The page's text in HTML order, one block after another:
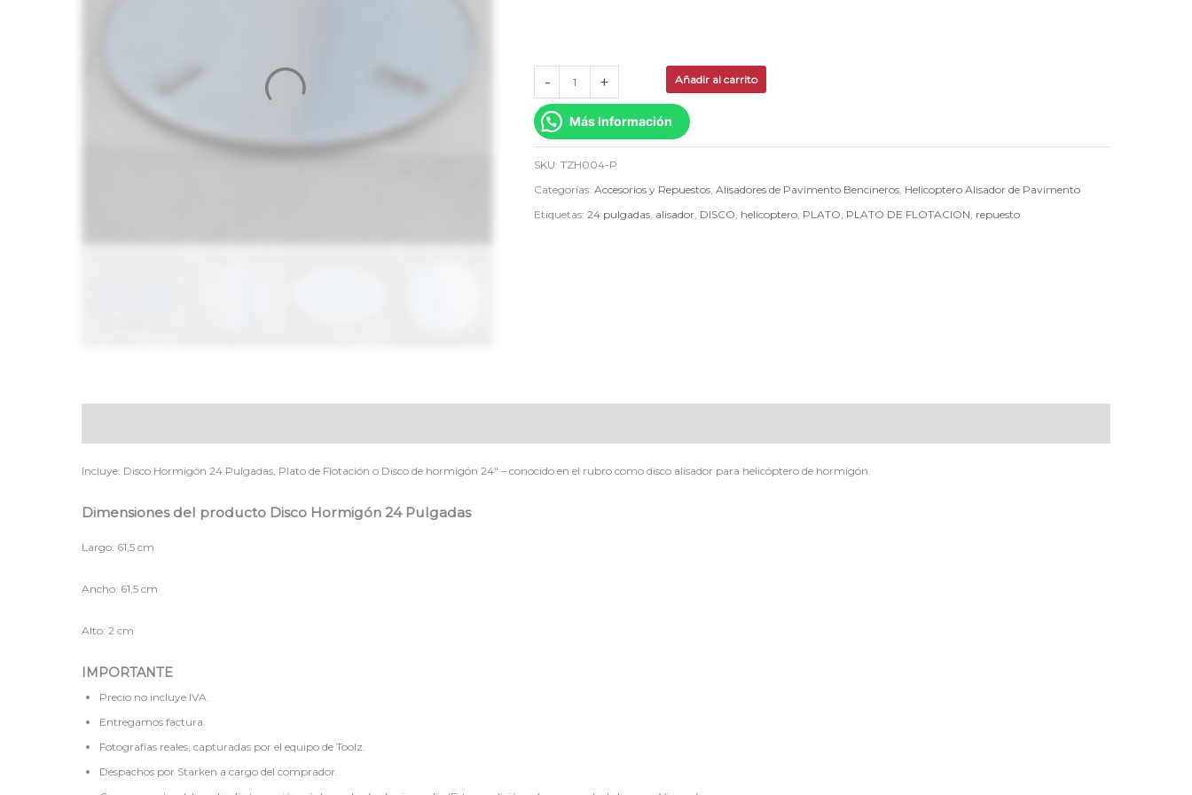
- + Añadir al carrito
Más Información
SKU:TZH004-P
Categorías:Accesorios y Repuestos ,Alisadores de Pavimento Bencineros Helicoptero Alisador de Pavimento
Etiquetas:24 pulgadas alisador DISCO helicoptero PLATO PLATO DE FLOTACION repuesto
Incluye: Disco Hormigón 24 Pulgadas, Plato de Flotación o Disco de hormigón 24″ – conocido en el rubro como disco alisador para helicóptero de hormigón.
Dimensiones del producto Disco Hormigón 24 Pulgadas
Largo: 61,5 cm
Ancho: 61,5 cm
Alto: 2 cm
IMPORTANTE
Precio no incluye IVA.
Entregamos factura.
Fotografías reales, capturadas por el equipo de Toolz.
Despachos por Starken a cargo del comprador.